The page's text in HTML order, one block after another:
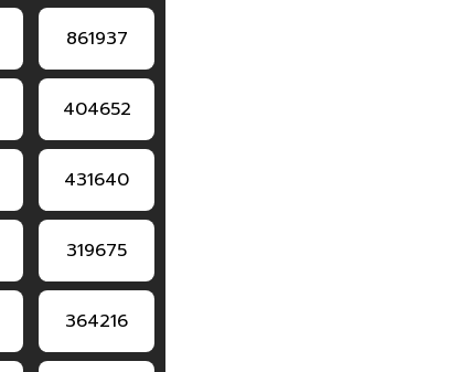
861937
404652
431640
319675
364216